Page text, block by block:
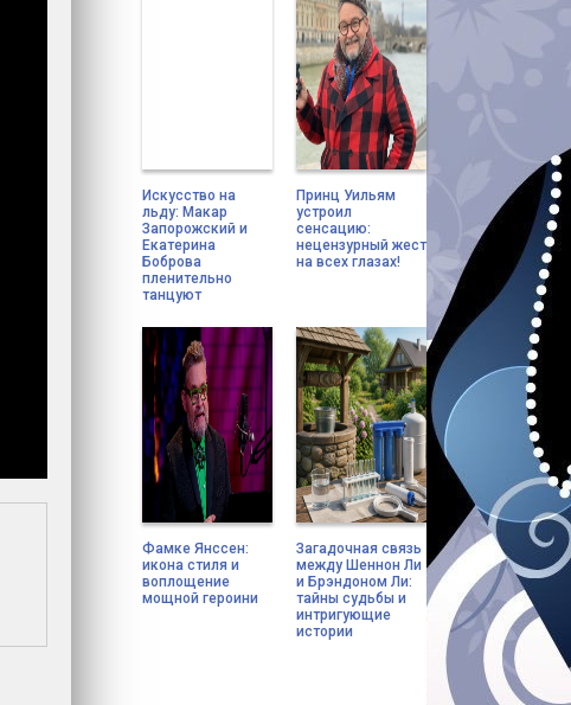
Искусство на
льду: Макар
Запорожский и
Екатерина
Боброва
пленительно
танцуют
Принц Уильям
устроил
сенсацию:
нецензурный жест
на всех глазах!
Фамке Янссен:
икона стиля и
воплощение
мощной героини
Загадочная связь
между Шеннон Ли
и Брэндоном Ли:
тайны судьбы и
интригующие
истории